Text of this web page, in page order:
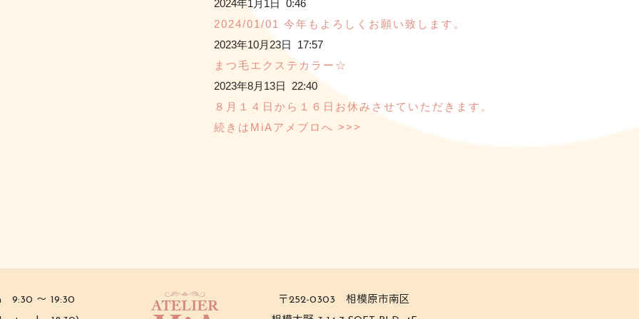
2024年1月1日 0:46
2024/01/01 今年もよろしくお願い致します。
2023年10月23日 17:57
まつ毛エクステカラー☆
2023年8月13日 22:40
８月１４日から１６日お休みさせていただきます。
続きはMiAアメブロへ >>>
9:30 〜 19:30
〒252-0303 相模原市南区